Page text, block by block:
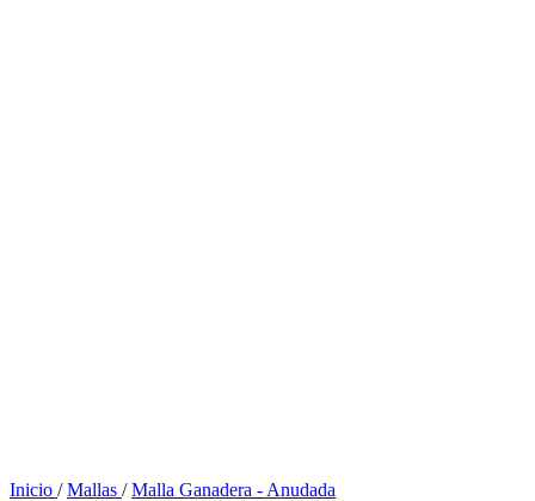
Inicio / Mallas / Malla Ganadera - Anudada